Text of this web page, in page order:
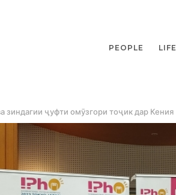
PEOPLE LIFE
зиндагии ҷуфти омӯзгори тоҷик дар Кения